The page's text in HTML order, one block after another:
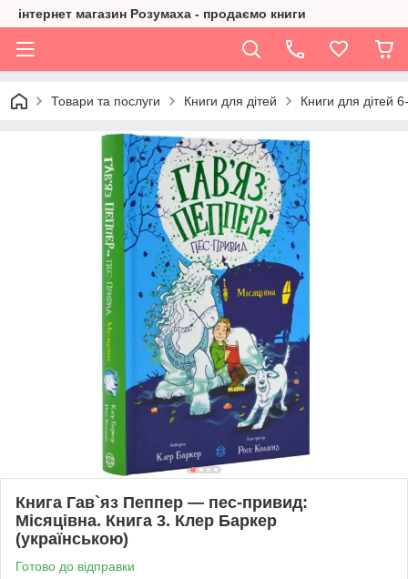
інтернет магазин Розумаха - продаємо книги
Товари та послуги Книги для дітей Книги для дітей
Книга Гав`яз Пеппер — пес-привид:
Місяцівна. Книга 3. Клер Баркер
(українською)
Готово до відправки